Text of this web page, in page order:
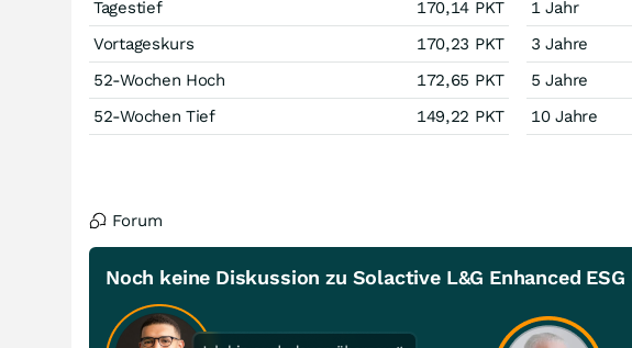
Tagestief
170,14 PKT
Vortageskurs
170,23 PKT
52-Wochen Hoch
172,65 PKT
52-Wochen Tief
149,22 PKT
1 Jahr
3 Jahre
5 Jahre
10 Jahre
Forum
Noch keine Diskussion zu Solactive L&G Enhanced